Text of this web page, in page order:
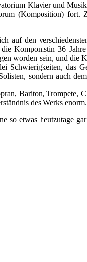
Klavier und
(Komposition) fort.
den
Komponistin 36
worden sein, und die
Schwierigkeiten, das
sondern auch
Bariton, Trompete,
des Werks enorm.
so etwas heutzutage